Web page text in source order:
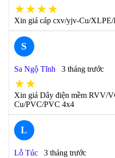
★★★★
Xin giá cáp cxv/yjv-Cu/
S
Sa Ngộ Tĩnh 3 tháng trước
★★
Xin giá Dây điện mềm RVV/
Cu/PVC/PVC 4x4
L
Lỗ Túc 3 tháng trước